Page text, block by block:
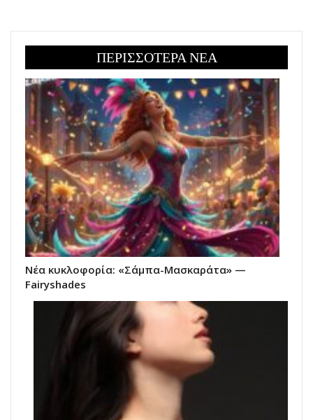
ΠΕΡΙΣΣΟΤΕΡΑ ΝΕΑ
Νέα κυκλοφορία: «Σάμπα-Μασκαράτα» —
Fairyshades